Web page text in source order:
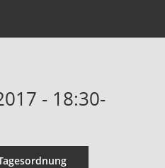
- 18:30-